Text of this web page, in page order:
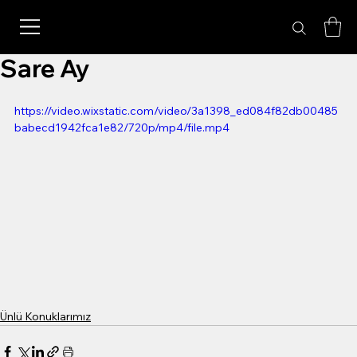
Sare Ay
https://video.wixstatic.com/video/3a1398_ed084f82db00485
babecd1942fca1e82/720p/mp4/file.mp4
Ünlü Konuklarımız